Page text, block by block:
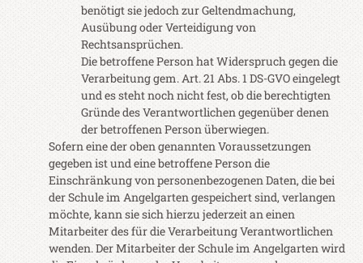
benötigt sie jedoch zur Geltendmachung,
Ausübung oder Verteidigung von
Rechtsansprüchen.
Die betroffene Person hat Widerspruch gegen die
Verarbeitung gem. Art. 21 Abs. 1 DS-GVO eingelegt
und es steht noch nicht fest, ob die berechtigten
Gründe des Verantwortlichen gegenüber denen
der betroffenen Person überwiegen.
Sofern eine der oben genannten Voraussetzungen
gegeben ist und eine betroffene Person die
Einschränkung von personenbezogenen Daten, die bei
der Schule im Angelgarten gespeichert sind, verlangen
möchte, kann sie sich hierzu jederzeit an einen
Mitarbeiter des für die Verarbeitung Verantwortlichen
wenden. Der Mitarbeiter der Schule im Angelgarten wird